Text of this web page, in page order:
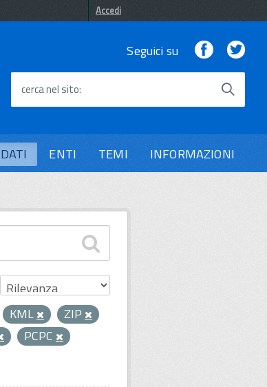
Accedi
Seguici su Facebook
cerca nel sito
DATI ENTI TEMI INFORMAZIONI
KML
ZIP
PCPC